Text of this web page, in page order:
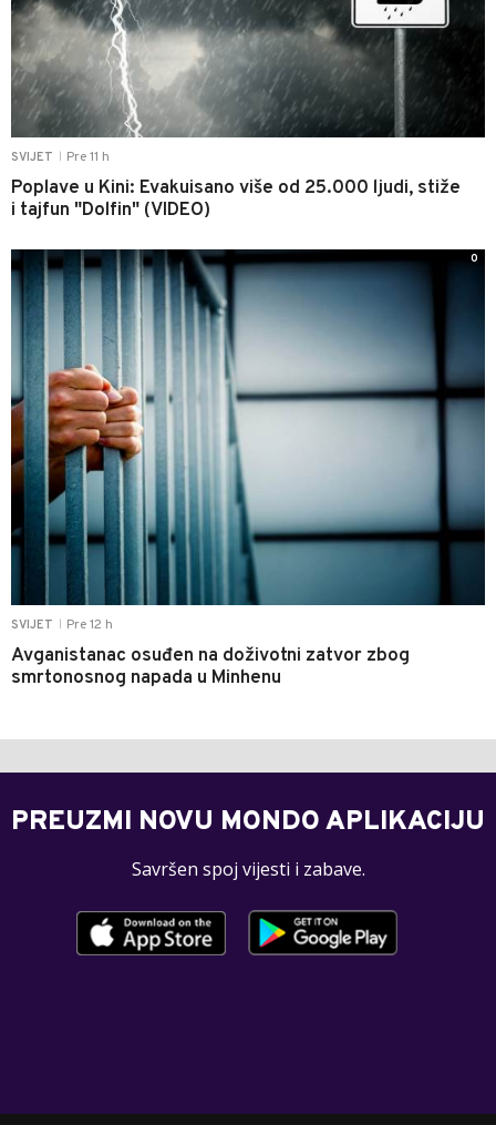
SVIJET Pre 11 h
Poplave u Kini: Evakuisano više od 25.000 ljudi, stiže
i tajfun "Dolfin" (VIDEO)
SVIJET Pre 12 h
Avganistanac osuđen na doživotni zatvor zbog
smrtonosnog napada u Minhenu
0
PREUZMI NOVU MONDO APLIKACIJU
Savršen spoj vijesti i zabave.